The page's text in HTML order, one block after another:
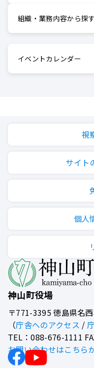
組織・業務内容から探す
イベントカレンダー
神山町役場
〒771-3395徳島県名
（庁舎へのアクセス /
TEL：088-676-1111
お問い合わせはこちら
視
サイト
個人